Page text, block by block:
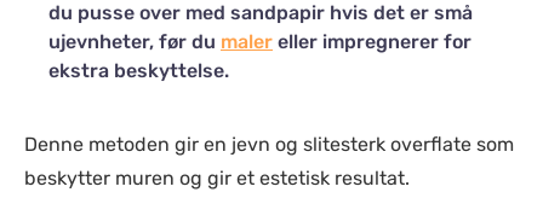
du pusse over med sandpapir hvis det er små
ujevnheter, før du maler eller impregnerer for
ekstra beskyttelse.
Denne metoden gir en jevn og slitesterk overflate som
beskytter muren og gir et estetisk resultat.